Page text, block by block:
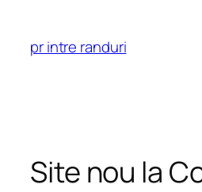
content
pr intre randuri
Site nou la